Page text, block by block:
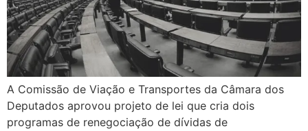
A Comissão de Viação e Transportes da Câmara dos
Deputados aprovou projeto de lei que cria dois
programas de renegociação de dívidas de